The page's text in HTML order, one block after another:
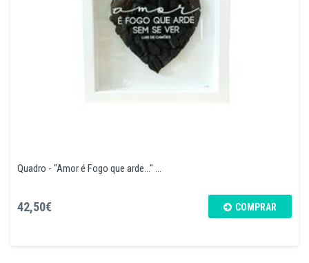
Quadro - "Amor é Fogo que arde..." ...
42,50€ COMPRAR